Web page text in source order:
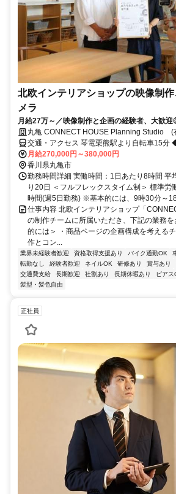
北欧インテリアショップの映像制
メラ
月給27万～／映像制作と企画の経験者、大歓迎
丸亀 CONNECT HOUSE Planning Studio (
交通・アクセス 琴電栗熊駅より自転車15分
完備）
月給270,000円～380,000円
香川県丸亀市
勤務時間詳細 実働時間：1日あたり8時間 平
り20日 ＜フルフレックスタイム制＞ 標準労
時間(週5日勤務) ※基本的には、9時30分～
仕事内容 北欧インテリアショップ「
の制作チームに所属いただき、下記の業務
的には＞ ・商品ページの企画構成を考える
作とコン...
業界未経験者歓迎 資格取得支援あり バイク通勤OK
転勤なし
経験者歓迎 ネイルOK 研修あり 賞与あり
交通費支給
長期歓迎 社割あり 長期休暇あり ピアス
髪型・髪色自由
正社員